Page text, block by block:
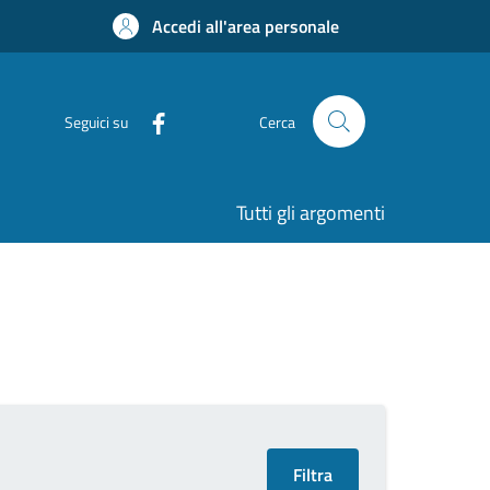
Accedi all'area personale
Seguici su Cerca
Tutti gli argomenti